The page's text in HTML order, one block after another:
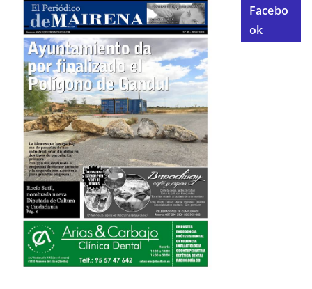
Facebo
ok